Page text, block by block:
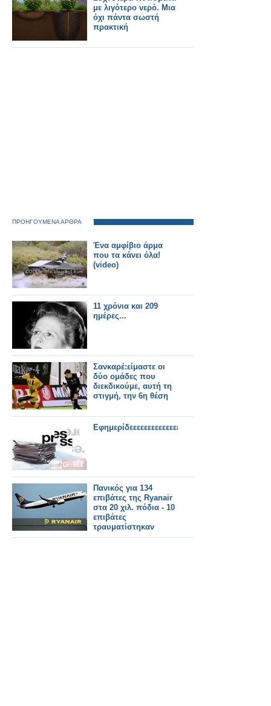
με λιγότερο νερό. Μια
όχι πάντα σωστή
πρακτική
ΠΡΟΗΓΟΥΜΕΝΑ ΑΡΘΡΑ
Ένα αμφίβιο άρμα
που τα κάνει όλα!
(video)
11 χρόνια και 209
ημέρες...
Σανκαρέ:είμαστε οι
δύο ομάδες που
διεκδικούμε, αυτή τη
στιγμή, την 6η θέση
Εφημερίδεεεεεεεεεεεεεεεεεεςςςςςςςςςςςς
Πανικός για 134
επιβάτες της Ryanair
στα 20 χιλ. πόδια - 10
επιβάτες
τραυματίστηκαν